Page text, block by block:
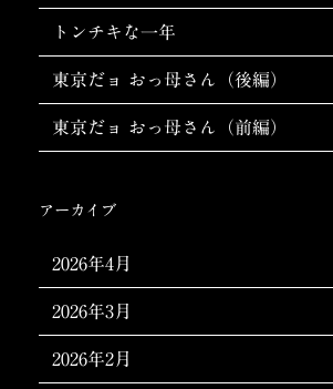
トンチキな一年
東京だョ おっ母さん（後編）
東京だョ おっ母さん（前編）
アーカイブ
2026年4月
2026年3月
2026年2月